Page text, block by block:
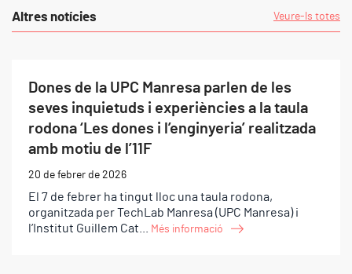
Altres notícies Veure-ls totes
Dones de la UPC Manresa parlen de les
seves inquietuds i experiències a la taula
rodona ‘Les dones i l’enginyeria’ realitzada
amb motiu de l’11F
20 de febrer de 2026
El 7 de febrer ha tingut lloc una taula rodona,
organitzada per TechLab Manresa (UPC Manresa) i
l’Institut Guillem Cat...
Més informació